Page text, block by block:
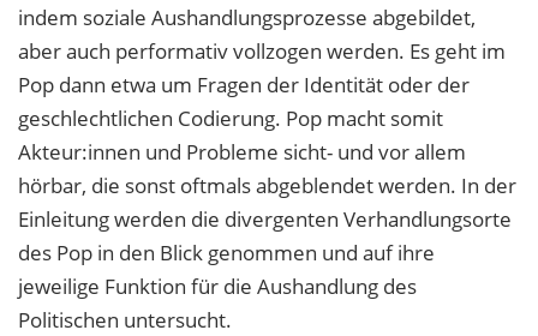
indem soziale Aushandlungsprozesse abgebildet,
aber auch performativ vollzogen werden. Es geht im
Pop dann etwa um Fragen der Identität oder der
geschlechtlichen Codierung. Pop macht somit
Akteur:innen und Probleme sicht- und vor allem
hörbar, die sonst oftmals abgeblendet werden. In der
Einleitung werden die divergenten Verhandlungsorte
des Pop in den Blick genommen und auf ihre
jeweilige Funktion für die Aushandlung des
Politischen untersucht.